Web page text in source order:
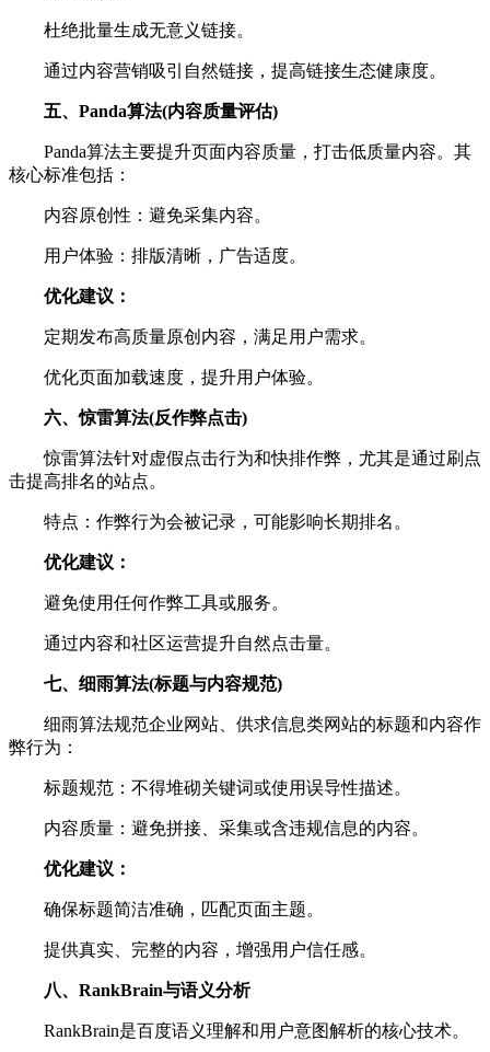
杜绝批量生成无意义链接。
通过内容营销吸引自然链接，提高链接生态健康度。
五、Panda算法(内容质量评估)
Panda算法主要提升页面内容质量，打击低质量内容。其
核心标准包括：
内容原创性：避免采集内容。
用户体验：排版清晰，广告适度。
优化建议：
定期发布高质量原创内容，满足用户需求。
优化页面加载速度，提升用户体验。
六、惊雷算法(反作弊点击)
惊雷算法针对虚假点击行为和快排作弊，尤其是通过刷点
击提高排名的站点。
特点：作弊行为会被记录，可能影响长期排名。
优化建议：
避免使用任何作弊工具或服务。
通过内容和社区运营提升自然点击量。
七、细雨算法(标题与内容规范)
细雨算法规范企业网站、供求信息类网站的标题和内容作
弊行为：
标题规范：不得堆砌关键词或使用误导性描述。
内容质量：避免拼接、采集或含违规信息的内容。
优化建议：
确保标题简洁准确，匹配页面主题。
提供真实、完整的内容，增强用户信任感。
八、RankBrain与语义分析
RankBrain是百度语义理解和用户意图解析的核心技术。